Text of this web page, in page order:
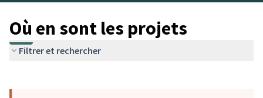
Où en sont les projets
Filtrer et rechercher